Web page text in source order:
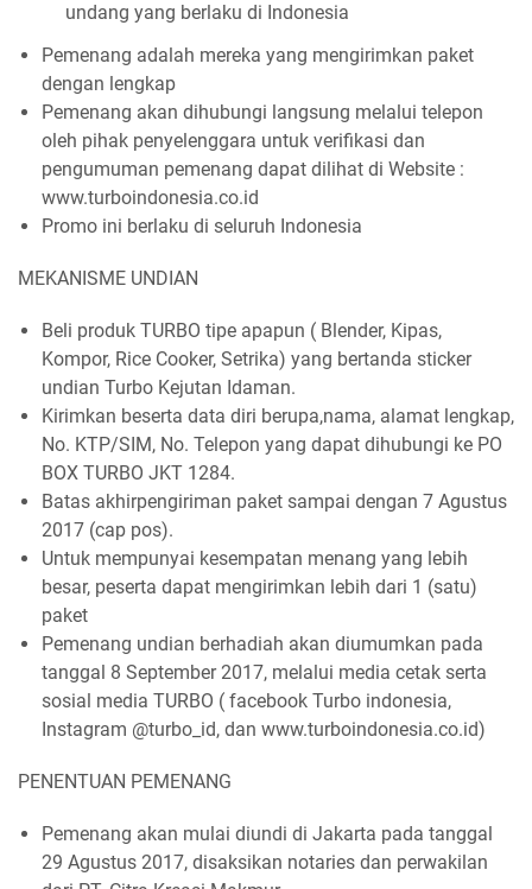
undang yang berlaku di Indonesia
Pemenang adalah mereka yang mengirimkan paket
dengan lengkap
Pemenang akan dihubungi langsung melalui telepon
oleh pihak penyelenggara untuk verifikasi dan
pengumuman pemenang dapat dilihat di Website :
www.turboindonesia.co.id
Promo ini berlaku di seluruh Indonesia
MEKANISME UNDIAN
Beli produk TURBO tipe apapun ( Blender, Kipas,
Kompor, Rice Cooker, Setrika) yang bertanda sticker
undian Turbo Kejutan Idaman.
Kirimkan beserta data diri berupa,nama, alamat lengkap,
No. KTP/SIM, No. Telepon yang dapat dihubungi ke PO
BOX TURBO JKT 1284.
Batas akhirpengiriman paket sampai dengan 7 Agustus
2017 (cap pos).
Untuk mempunyai kesempatan menang yang lebih
besar, peserta dapat mengirimkan lebih dari 1 (satu)
paket
Pemenang undian berhadiah akan diumumkan pada
tanggal 8 September 2017, melalui media cetak serta
sosial media TURBO ( facebook Turbo indonesia,
Instagram @turbo_id, dan www.turboindonesia.co.id)
PENENTUAN PEMENANG
Pemenang akan mulai diundi di Jakarta pada tanggal
29 Agustus 2017, disaksikan notaries dan perwakilan